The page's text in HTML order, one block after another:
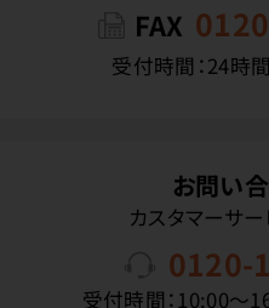
FAX
受付時間：24時
お問い
カスタマーサ
0120-
受付時間：10:00〜